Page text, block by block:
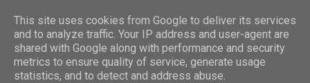
REPORTAZ NET
This site uses cookies from Google to deliver its services
and to analyze traffic. Your IP address and user-agent are
shared with Google along with performance and security
metrics to ensure quality of service, generate usage
statistics, and to detect and address abuse.